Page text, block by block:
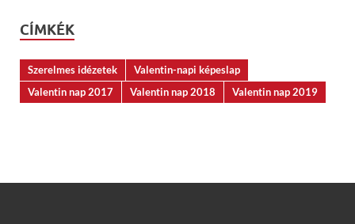
CÍMKÉK
Szerelmes idézetek
Valentin-napi képeslap
Valentin nap 2017
Valentin nap 2018 Valentin nap 2019